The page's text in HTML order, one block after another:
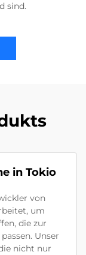
sind.
in Tokio
von
um
die zur
Unser
nicht nur